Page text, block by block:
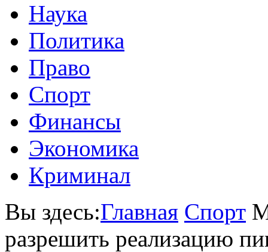
Наука
Политика
Право
Спорт
Финансы
Экономика
Криминал
Вы здесь:Главная Спорт
разрешить реализацию